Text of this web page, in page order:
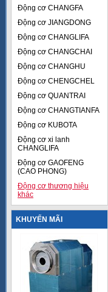
Động cơ CHANGFA
Động cơ JIANGDONG
Động cơ CHANGLIFA
Động cơ CHANGCHAI
Động cơ CHANGHU
Động cơ CHENGCHEL
Động cơ QUANTRAI
Động cơ CHANGTIANFA
Động cơ KUBOTA
Động cơ xi lanh
CHANGLIFA
Động cơ GAOFENG
(CAO PHONG)
Động cơ thương hiệu
khác
KHUYẾN MÃI